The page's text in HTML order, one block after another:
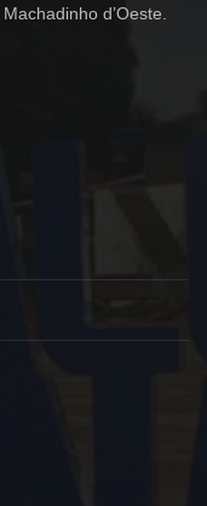
d’Oeste.